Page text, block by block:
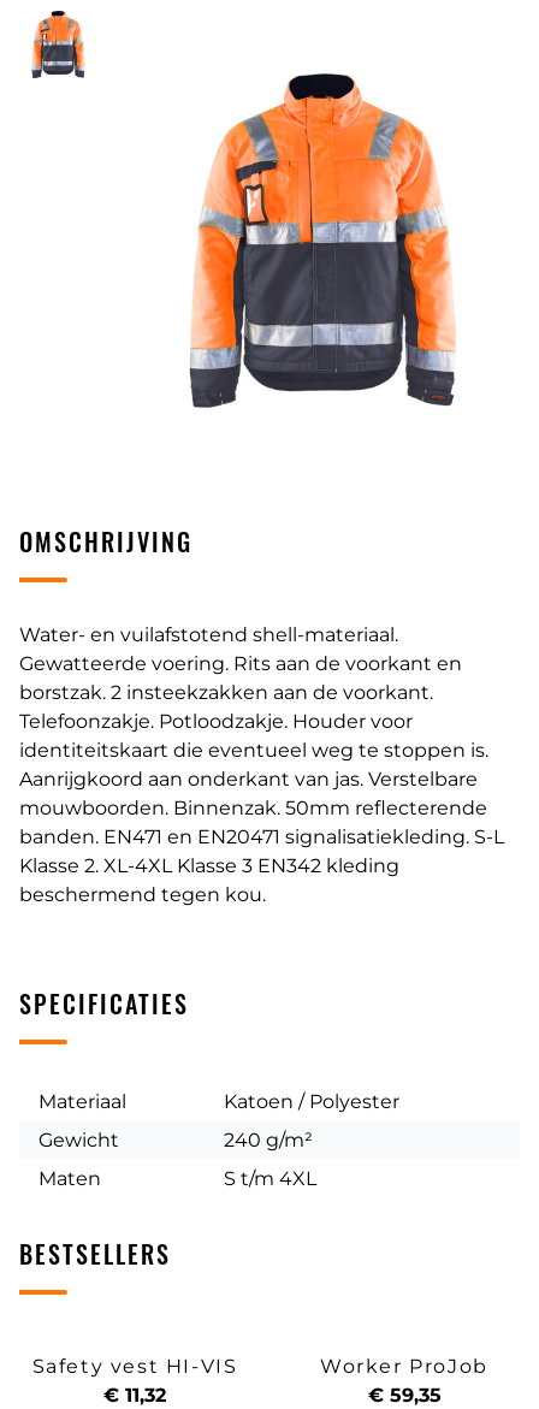
OMSCHRIJVING
Water- en vuilafstotend shell-materiaal.
Gewatteerde voering. Rits aan de voorkant en
borstzak. 2 insteekzakken aan de voorkant.
Telefoonzakje. Potloodzakje. Houder voor
identiteitskaart die eventueel weg te stoppen is.
Aanrijgkoord aan onderkant van jas. Verstelbare
mouwboorden. Binnenzak. 50mm reflecterende
banden. EN471 en EN20471 signalisatiekleding. S-L
Klasse 2. XL-4XL Klasse 3 EN342 kleding
beschermend tegen kou.
SPECIFICATIES
Materiaal
Katoen / Polyester
Gewicht
240 g/m²
Maten
S t/m 4XL
BESTSELLERS
Safety vest HI-VIS
€ 11,32
Worker ProJob
€ 59,35